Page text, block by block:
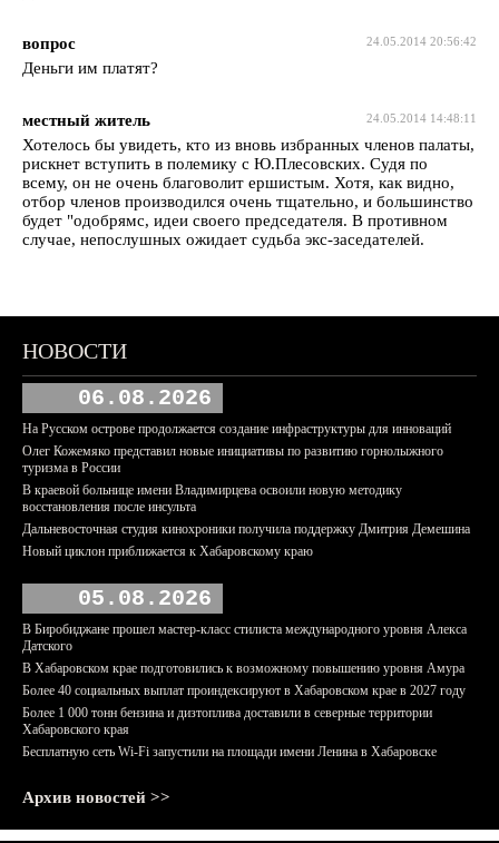
24.05.2014 20:56:42
вопрос
Деньги им платят?
24.05.2014 14:48:11
местный житель
Хотелось бы увидеть, кто из вновь избранных членов палаты,
рискнет вступить в полемику с Ю.Плесовских. Судя по
всему, он не очень благоволит ершистым. Хотя, как видно,
отбор членов производился очень тщательно, и большинство
будет "одобрямс, идеи своего председателя. В противном
случае, непослушных ожидает судьба экс-заседателей.
НОВОСТИ
06.08.2026
На Русском острове продолжается создание инфраструктуры для инноваций
Олег Кожемяко представил новые инициативы по развитию горнолыжного
туризма в России
В краевой больнице имени Владимирцева освоили новую методику
восстановления после инсульта
Дальневосточная студия кинохроники получила поддержку Дмитрия Демешина
Новый циклон приближается к Хабаровскому краю
05.08.2026
В Биробиджане прошел мастер-класс стилиста международного уровня Алекса
Датского
В Хабаровском крае подготовились к возможному повышению уровня Амура
Более 40 социальных выплат проиндексируют в Хабаровском крае в 2027 году
Более 1 000 тонн бензина и дизтоплива доставили в северные территории
Хабаровского края
Бесплатную сеть Wi-Fi запустили на площади имени Ленина в Хабаровске
Архив новостей >>